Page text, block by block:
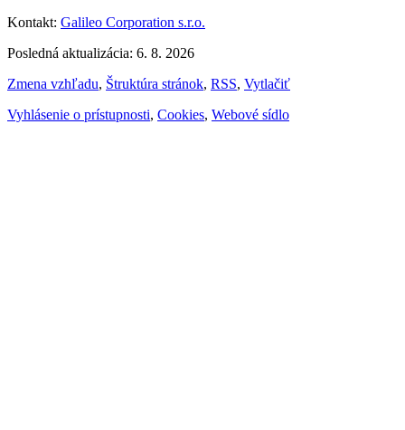
Kontakt: Galileo Corporation s.r.o.
Posledná aktualizácia: 6. 8. 2026
Zmena vzhľadu, Štruktúra stránok, RSS, Vytlačiť
Vyhlásenie o prístupnosti, Cookies, Webové sídlo